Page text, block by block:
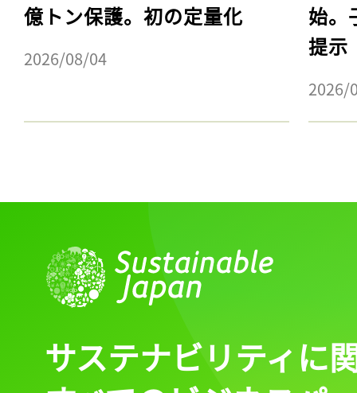
億トン保護。初の定量化
2026/08/04
始。
提示
2026/
記事をお気に入りに
サステナビリティに